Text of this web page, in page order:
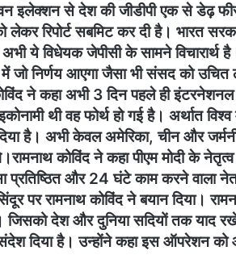
इलेक्शन से देश की जीडीपी एक से डेढ़
रिपोर्ट सबमिट कर दी है। भारत
ये विधेयक जेपीसी के सामने विचारार्थ
में जो निर्णय आएगा जैसा भी संसद को उचित
ने कहा अभी 3 दिन पहले ही
थी वह फोर्थ हो गई है। अर्थात
है। अभी केवल अमेरिका, चीन और
कोविंद ने कहा पीएम मोदी के
प्रतिष्ठित और 24 घंटे काम करने वाला
पर रामनाथ कोविंद ने बयान दिया।
जिसको देश और दुनिया सदियों तक याद
दिया है। उन्होंने कहा इस ऑपरेशन को